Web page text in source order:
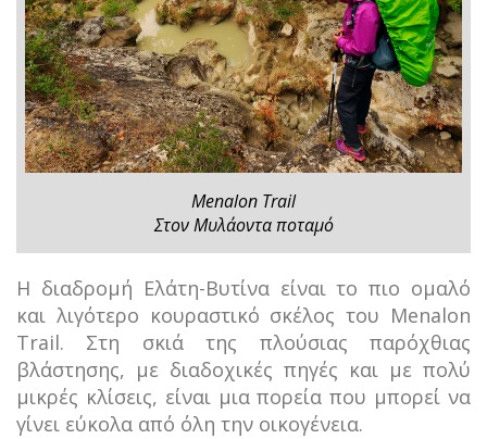
Menalon Trail
Στον Μυλάοντα ποταμό
Η διαδρομή Ελάτη-Βυτίνα είναι το πιο ομαλό
και λιγότερο κουραστικό σκέλος του Menalon
Trail. Στη σκιά της πλούσιας παρόχθιας
βλάστησης, με διαδοχικές πηγές και με πολύ
μικρές κλίσεις, είναι μια πορεία που μπορεί να
γίνει εύκολα από όλη την οικογένεια.